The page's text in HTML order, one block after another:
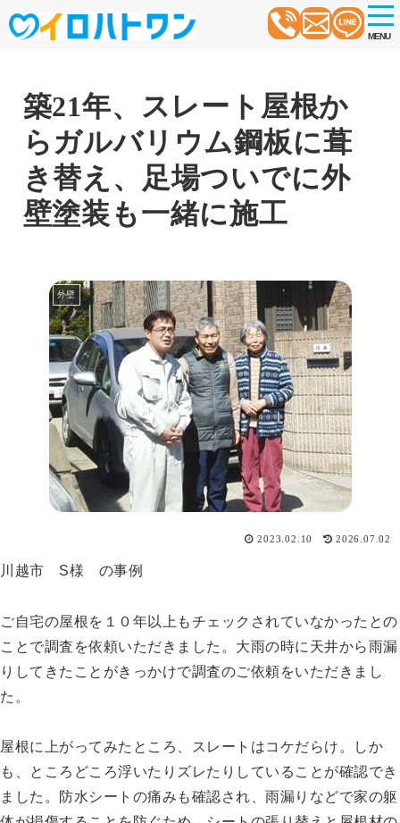
t
o
g
MENU
築21年、スレート屋根か
らガルバリウム鋼板に葺
き替え、足場ついでに外
壁塗装も一緒に施工
外壁
2023.02.10 2026.07.02
川越市 S様 の事例
ご自宅の屋根を１０年以上もチェックされていなかったとの
ことで調査を依頼いただきました。大雨の時に天井から雨漏
りしてきたことがきっかけで調査のご依頼をいただきまし
た。
屋根に上がってみたところ、スレートはコケだらけ。しか
も、ところどころ浮いたりズレたりしていることが確認でき
ました。防水シートの痛みも確認され、雨漏りなどで家の躯